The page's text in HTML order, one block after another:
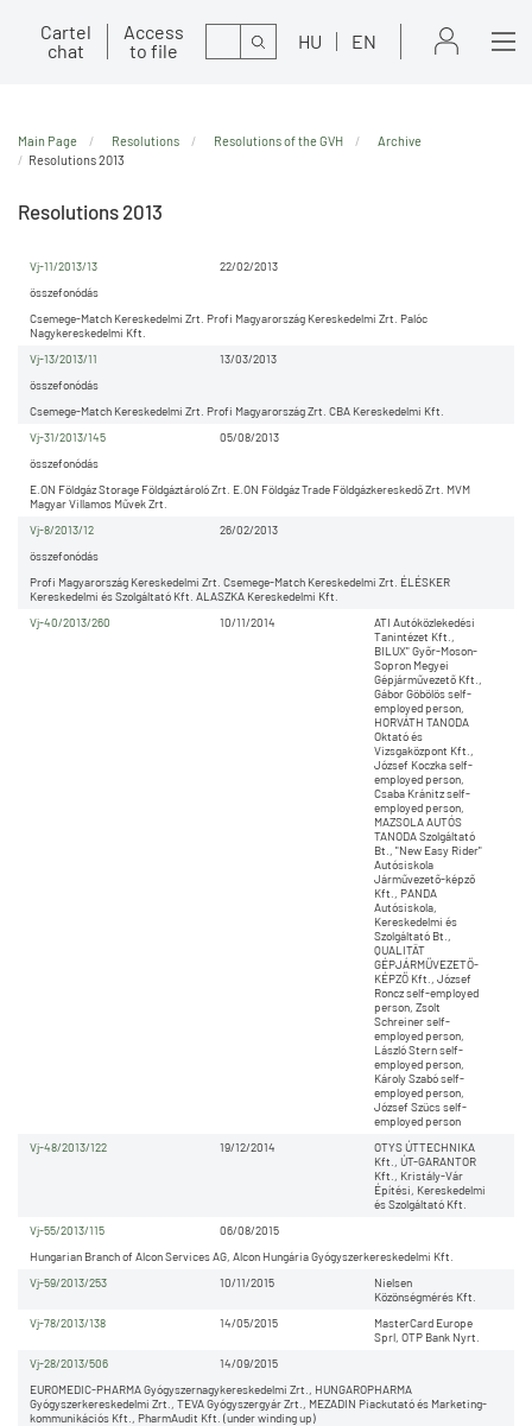
Cartel
chat
Access
to file
Search HU EN
Main Page Resolutions Resolutions of the GVH
Archive
Resolutions 2013
Resolutions 2013
22/02/2013
Vj-11/2013/13
Csemege-Match Kereskedelmi Zrt. Profi Magyarország Kereskedelmi Zrt. Palóc
Nagykereskedelmi Kft.
összefonódás
13/03/2013
Vj-13/2013/11
Csemege-Match Kereskedelmi Zrt. Profi Magyarország Zrt. CBA Kereskedelmi Kft.
összefonódás
05/08/2013
Vj-31/2013/145
E.ON Földgáz Storage Földgáztároló Zrt. E.ON Földgáz Trade Földgázkereskedő Zrt. MVM
Magyar Villamos Művek Zrt.
összefonódás
26/02/2013
Vj-8/2013/12
Profi Magyarország Kereskedelmi Zrt. Csemege-Match Kereskedelmi Zrt. ÉLÉSKER
Kereskedelmi és Szolgáltató Kft. ALASZKA Kereskedelmi Kft.
összefonódás
10/11/2014
Vj-40/2013/260
ATI Autóközlekedési
Tanintézet Kft.,
BILUX" Győr-Moson-
Sopron Megyei
Gépjárművezető Kft.,
Gábor Göbölös self-
employed person,
HORVÁTH TANODA
Oktató és
Vizsgaközpont Kft.,
József Koczka self-
employed person,
Csaba Kránitz self-
employed person,
MAZSOLA AUTÓS
TANODA Szolgáltató
Bt., "New Easy Rider"
Autósiskola
Járművezető-képző
Kft., PANDA
Autósiskola,
Kereskedelmi és
Szolgáltató Bt.,
QUALITÄT
GÉPJÁRMŰVEZETŐ-
KÉPZŐ Kft., József
Roncz self-employed
person, Zsolt
Schreiner self-
employed person,
László Stern self-
employed person,
Károly Szabó self-
employed person,
József Szücs self-
employed person
19/12/2014
Vj-48/2013/122
OTYS ÚTTECHNIKA
Kft., ÚT-GARANTOR
Kft., Kristály-Vár
Építési, Kereskedelmi
és Szolgáltató Kft.
06/08/2015
Vj-55/2013/115
Hungarian Branch of Alcon Services AG, Alcon Hungária Gyógyszerkereskedelmi Kft.
10/11/2015
Vj-59/2013/253
Nielsen
Közönségmérés Kft.
14/05/2015
Vj-78/2013/138
MasterCard Europe
Sprl, OTP Bank Nyrt.
14/09/2015
Vj-28/2013/506
EUROMEDIC-PHARMA Gyógyszernagykereskedelmi Zrt., HUNGAROPHARMA
Gyógyszerkereskedelmi Zrt., TEVA Gyógyszergyár Zrt., MEZADIN Piackutató és Marketing-
kommunikációs Kft., PharmAudit Kft. (under winding up)